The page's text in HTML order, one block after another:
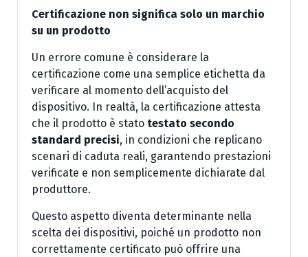
Certificazione non significa solo un marchio
su un prodotto
Un errore comune è considerare la
certificazione come una semplice etichetta da
verificare al momento dell’acquisto del
dispositivo. In realtà, la certificazione attesta
che il prodotto è stato testato secondo
standard precisi, in condizioni che replicano
scenari di caduta reali, garantendo prestazioni
verificate e non semplicemente dichiarate dal
produttore.
Questo aspetto diventa determinante nella
scelta dei dispositivi, poiché un prodotto non
correttamente certificato può offrire una